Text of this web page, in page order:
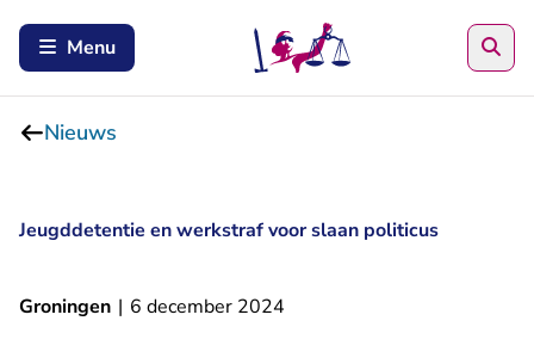
Menu
Nieuws
Jeugddetentie en werkstraf voor slaan politicus
Groningen | 6 december 2024